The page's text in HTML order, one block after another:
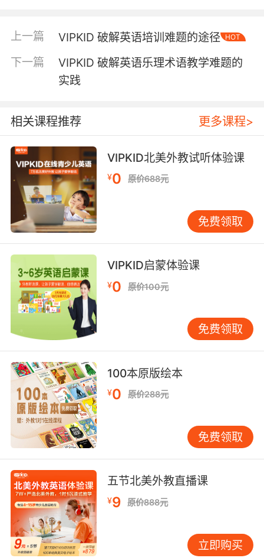
化为Based on the data…。剑桥大学语言研究中
心2022年实验表明，使用精准行业术语的应答者
可信度评分提升27%。某学员在模拟亚马逊面试
时，因准确运用AWS Well-Architected
思维可视化训练 STAR法则（Situation-Task-
VIPKID开发的3D思维矩阵工具，强制要求求职者
在描述经历时嵌入时间轴、决策树与量化指标。
斯坦福行为实验室研究显示，结构化叙事可使面
试官记忆留存率提升65%。某金融从业者通过系
统训练，将处理客户投诉的案例转化为包含风险
评估模型、ROI计算的可视化报告，成功斩获摩根
大通offer。
三、文化认知隐性渗透 跨文化交际的暗礁往往隐
藏在非语言层面。VIPKID的情景库特别标注了肢
体语言、眼神接触频次等32项微表情参数，美国
心理学家Paul Ekman的面部编码系统被深度整
合。模拟中东企业面试时，系统会提示握手力
度、座位距离等文化密码；面对德国企业则强化
直接性表达训练。某车企候选人因在模拟中准确
识别荷兰面试官的点头+皱眉矛盾信号，及时调整
策略最终胜出。 四、品牌赋能创新路径 VIPKID
的核心竞争力在于真人+AI双引擎驱动。8000名
具备企业经验的外教构成动态陪练网络，AI教练
则通过声纹识别纠正13种发音偏误。更关键的是
其OMO（Online-Merge-Offline）闭环设计：
线上完成50小时模块化学习后，学员可预约纽
约、伦敦等地的实体模拟中心，在全息投影的董
事会会议室中接受压力测试。某咨询公司合伙人
评价：这种虚实交融的训练，让中国求职者首次
实现了从’答题机器’到’价值输出者’的质变。 站在
职业进化的十字路口，英语面试模拟已超越语言
上一篇 VIPKID 破解英语培训难题的途径 HOT
下一篇
VIPKID 破解英语乐理术语教学难题的
实践
相关课程推荐 更多课程>
VIPKID北美外教试听体验课
¥0 原价688元
免费领取
VIPKID启蒙体验课
¥0 原价100元
免费领取
100本原版绘本
¥0 原价288元
免费领取
五节北美外教直播课
¥9 原价888元
立即购买